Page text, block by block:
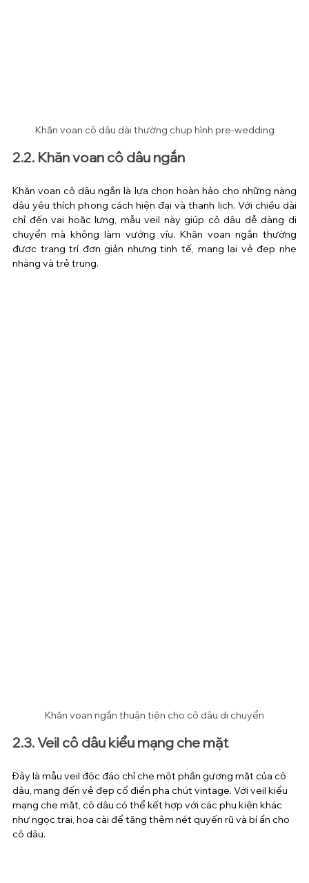
Khăn voan cô dâu dài thường chụp hình pre-wedding
2.2. Khăn voan cô dâu ngắn
Khăn voan cô dâu ngắn là lựa chọn hoàn hảo cho những nàng
dâu yêu thích phong cách hiện đại và thanh lịch. Với chiều dài
chỉ đến vai hoặc lưng, mẫu veil này giúp cô dâu dễ dàng di
chuyển mà không làm vướng víu. Khăn voan ngắn thường
được trang trí đơn giản nhưng tinh tế, mang lại vẻ đẹp nhẹ
nhàng và trẻ trung.
Khăn voan ngắn thuận tiện cho cô dâu di chuyển
2.3. Veil cô dâu kiểu mạng che mặt
Đây là mẫu veil độc đáo chỉ che một phần gương mặt của cô
dâu, mang đến vẻ đẹp cổ điển pha chút vintage. Với veil kiểu
mạng che mặt, cô dâu có thể kết hợp với các phụ kiện khác
như ngọc trai, hoa cài để tăng thêm nét quyến rũ và bí ẩn cho
cô dâu.